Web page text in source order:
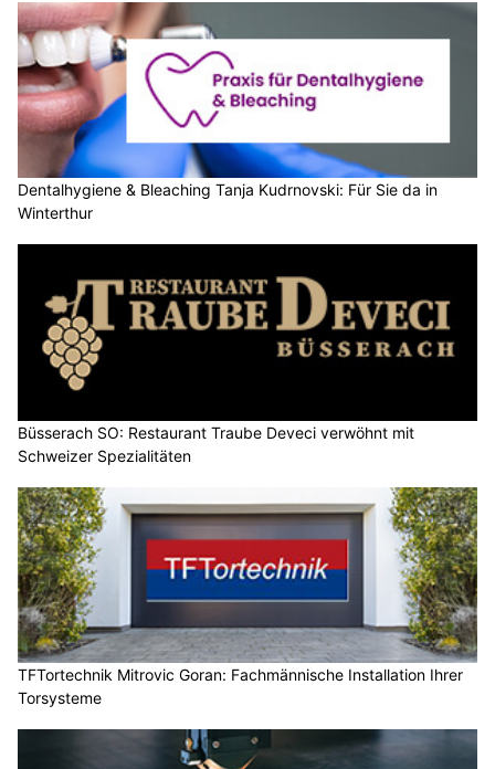
Dentalhygiene & Bleaching Tanja Kudrnovski: Für Sie da in
Winterthur
Büsserach SO: Restaurant Traube Deveci verwöhnt mit
Schweizer Spezialitäten
TFTortechnik Mitrovic Goran: Fachmännische Installation Ihrer
Torsysteme